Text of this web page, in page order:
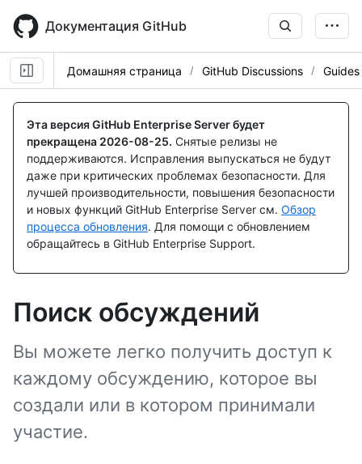
main
content
Документация GitHub
Домашняя страница GitHub Discussions Guides
Эта версия GitHub Enterprise Server будет
прекращена 2026-08-25. Снятые релизы не
поддерживаются. Исправления выпускаться не будут
даже при критических проблемах безопасности. Для
лучшей производительности, повышения безопасности
и новых функций GitHub Enterprise Server см. Обзор
процесса обновления. Для помощи с обновлением
обращайтесь в GitHub Enterprise Support.
Поиск обсуждений
Вы можете легко получить доступ к
каждому обсуждению, которое вы
создали или в котором принимали
участие.